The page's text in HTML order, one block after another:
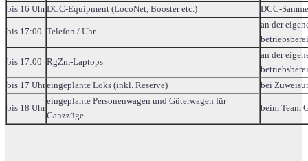
bis 16 UhrDCC-Equipment (LocoNet, Booster etc.) DCC-
bis 17:00 Telefon / Uhr
an der
bis 17:00 RgZm-Laptops
an der
bis 17 Uhreingeplante Loks (inkl. Reserve) bei
bis 18 Uhr
eingeplante Personenwagen und Güterwagen für
Ganzzüge
beim Team